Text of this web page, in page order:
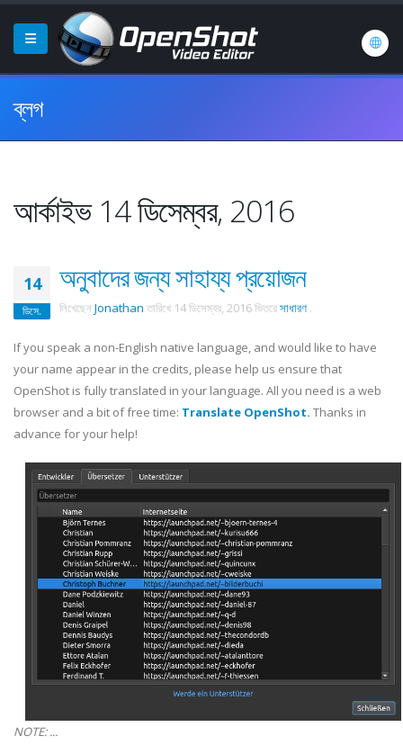
ব্লগ
আর্কাইভ 14 ডিসেম্বর, 2016
14
ডিসে.
অনুবাদের জন্য সাহায্য প্রয়োজন
লিখেছেন Jonathan তারিখে 14 ডিসেম্বর, 2016ভিতরেসাধারণ .
If you speak a non-English native language, and would like to have
your name appear in the credits, please help us ensure that
OpenShot is fully translated in your language. All you need is a web
browser and a bit of free time: Translate OpenShot. Thanks in
advance for your help!
NOTE: ...